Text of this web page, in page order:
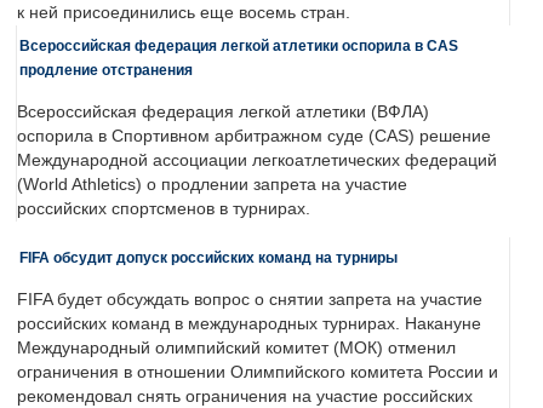
к ней присоединились еще восемь стран.
Всероссийская федерация легкой атлетики оспорила в CAS
продление отстранения
Всероссийская федерация легкой атлетики (ВФЛА)
оспорила в Спортивном арбитражном суде (CAS) решение
Международной ассоциации легкоатлетических федераций
(World Athletics) о продлении запрета на участие
российских спортсменов в турнирах.
FIFA обсудит допуск российских команд на турниры
FIFA будет обсуждать вопрос о снятии запрета на участие
российских команд в международных турнирах. Накануне
Международный олимпийский комитет (МОК) отменил
ограничения в отношении Олимпийского комитета России и
рекомендовал снять ограничения на участие российских